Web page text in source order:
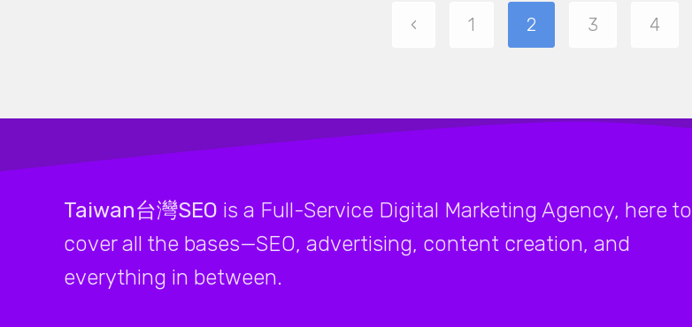
‹ 1 2 3 4
Taiwan台灣SEO is a Full-Service Digital Marketing Agency, here to
cover all the bases—SEO, advertising, content creation, and
everything in between.